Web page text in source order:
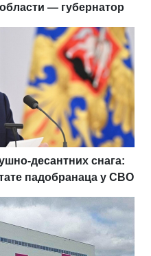
— губернатор
десантних снага:
падобранаца у СВО